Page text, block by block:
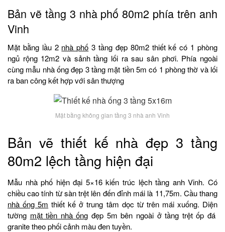
Bản vẽ tầng 3 nhà phố 80m2 phía trên anh
Vinh
Mặt bằng lầu 2 nhà phố 3 tầng đẹp 80m2 thiết kế có 1 phòng
ngủ rộng 12m2 và sảnh tầng lối ra sau sân phơi. Phía ngoài
cùng mẫu nhà ống đẹp 3 tầng mặt tiền 5m có 1 phòng thờ và lối
ra ban công kết hợp với sân thượng
Mặt bằng không gian tầng 3 nhà anh Vinh
Bản vẽ thiết kế nhà đẹp 3 tầng
80m2 lệch tầng hiện đại
Mẫu nhà phố hiện đại 5×16 kiến trúc lệch tầng anh Vinh. Có
chiều cao tính từ sàn trệt lên đến đỉnh mái là 11,75m. Cầu thang
nhà ống 5m thiết kế ở trung tâm dọc từ trên mái xuống. Diện
tường mặt tiền nhà ống đẹp 5m bên ngoài ở tầng trệt ốp đá
granite theo phối cảnh màu đen tuyền.